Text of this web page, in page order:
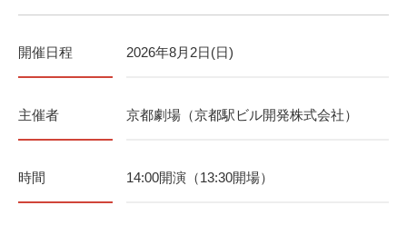
開催日程 2026年8月2日(日)
主催者 京都劇場（京都駅ビル開発株式会社）
時間 14:00開演（13:30開場）